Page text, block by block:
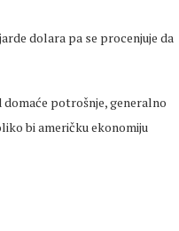
dolara pa se procenjuje da
domaće potrošnje, generalno
bi američku ekonomiju